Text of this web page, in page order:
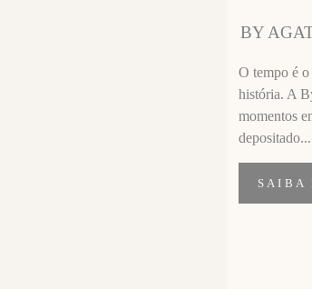
BY
O tempo é o
história. A
momentos
depositado...
SAIBA